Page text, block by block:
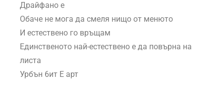
Драйфано е
Обаче не мога да смеля нищо от менюто
И естествено го връщам
Единственото най-естествено е да повърна на
листа
Урбън 6ит Е арт